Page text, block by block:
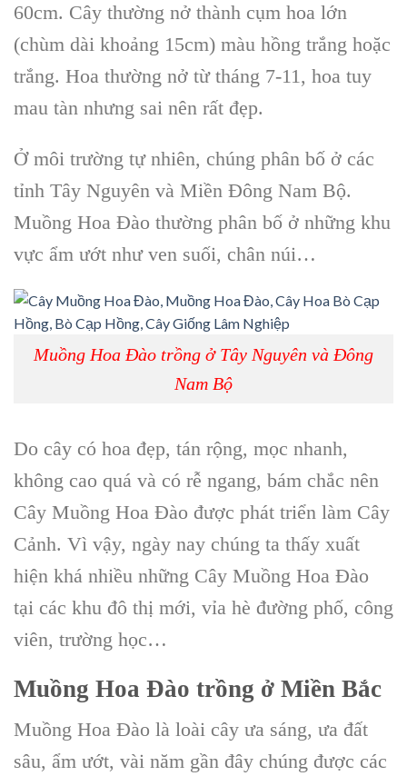
60cm. Cây thường nở thành cụm hoa lớn
(chùm dài khoảng 15cm) màu hồng trắng hoặc
trắng. Hoa thường nở từ tháng 7-11, hoa tuy
mau tàn nhưng sai nên rất đẹp.
Ở môi trường tự nhiên, chúng phân bố ở các
tỉnh Tây Nguyên và Miền Đông Nam Bộ.
Muồng Hoa Đào thường phân bố ở những khu
vực ẩm ướt như ven suối, chân núi…
Muồng Hoa Đào trồng ở Tây Nguyên và Đông
Nam Bộ
Do cây có hoa đẹp, tán rộng, mọc nhanh,
không cao quá và có rễ ngang, bám chắc nên
Cây Muồng Hoa Đào được phát triển làm Cây
Cảnh. Vì vậy, ngày nay chúng ta thấy xuất
hiện khá nhiều những Cây Muồng Hoa Đào
tại các khu đô thị mới, vỉa hè đường phố, công
viên, trường học…
Muồng Hoa Đào trồng ở Miền Bắc
Muồng Hoa Đào là loài cây ưa sáng, ưa đất
sâu, ẩm ướt, vài năm gần đây chúng được các